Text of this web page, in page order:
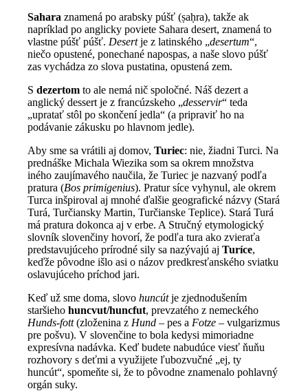
Sahara znamená po arabsky púšť (ṣaḥra), takže ak
napríklad po anglicky poviete Sahara desert, znamená to
vlastne púšť púšť. Desertje z latinského „desertum“,
niečo opustené, ponechané napospas, a naše slovo púšť
zas vychádza zo slova pustatina, opustená zem.
Sdezertom to ale nemá nič spoločné. Náš dezert a
anglický dessert je z francúzskeho „desservir“ teda
„upratať stôl po skončení jedla“ (a pripraviť ho na
podávanie zákusku po hlavnom jedle).
Aby sme sa vrátili aj domov,Turiec: nie, žiadni Turci. Na
prednáške Michala Wiezika som sa okrem množstva
iného zaujímavého naučila, že Turiec je nazvaný podľa
pratura (Bos primigenius). Pratur síce vyhynul, ale okrem
Turca inšpiroval aj mnohé ďalšie geografické názvy (Stará
Turá, Turčiansky Martin, Turčianske Teplice). Stará Turá
má pratura dokonca aj v erbe. A Stručný etymologický
slovník slovenčiny hovorí, že podľa tura ako zvieraťa
predstavujúceho prírodné sily sa nazývajú ajTuríce,
keďže pôvodne išlo asi o názov predkresťanského sviatku
oslavujúceho príchod jari.
Keď už sme doma, slovohuncútje zjednodušením
staršiehohuncvut/huncfut, prevzatého z nemeckého
Hunds-fott(zloženina z Hund – pes a Fotze – vulgarizmus
pre pošvu). V slovenčine to bola kedysi mimoriadne
expresívna nadávka. Keď budete nabudúce viesť ňuňu
rozhovory s deťmi a využijete ľubozvučné „ej, ty
huncút“, spomeňte si, že to pôvodne znamenalo pohlavný
orgán suky.